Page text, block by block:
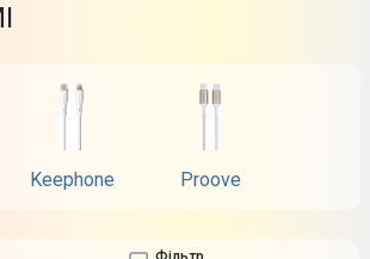
Keephone Proove